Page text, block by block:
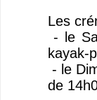
Les
- le
kayak-
- le
de